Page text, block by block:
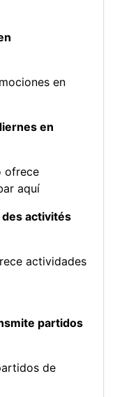
en
en
ofrece
aquí
activités
actividades
partidos
de